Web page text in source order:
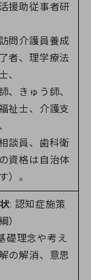
援助従事者研
問介護員養成
者、理学療法
、
、きゅう師、
祉士、介護支
談員、歯科衛
資格は自治体
）。
: 認知症施策
）
礎理念や考え
の解消、意思